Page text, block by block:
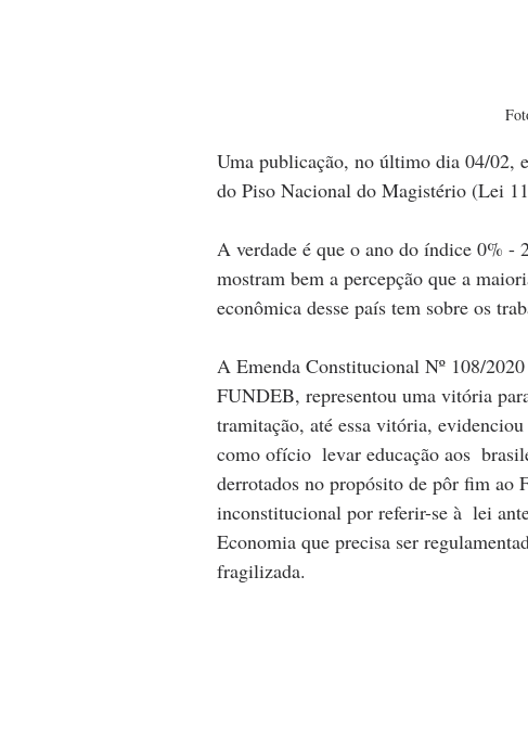
Uma publicação, no último dia 04/02,
do Piso Nacional do Magistério (Lei
A verdade é que o ano do índice 0% -
mostram bem a percepção que a
econômica desse país tem sobre os
A Emenda Constitucional Nº 108/
FUNDEB, representou uma vitória
tramitação, até essa vitória,
como ofício  levar educação aos
derrotados no propósito de pôr fim ao
inconstitucional por referir-se à  lei
Economia que precisa ser
fragilizada.